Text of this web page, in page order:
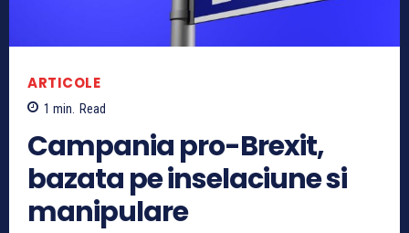
ARTICOLE
1 min. Read
Campania pro-Brexit,
bazata pe inselaciune si
manipulare